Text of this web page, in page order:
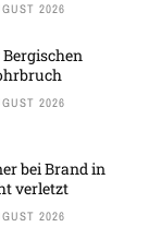
2026
2026
bei Brand in
verletzt
2026